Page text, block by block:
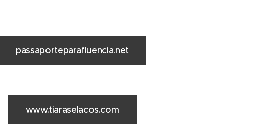
passaporteparafluencia.net
www.tiaraselacos.com